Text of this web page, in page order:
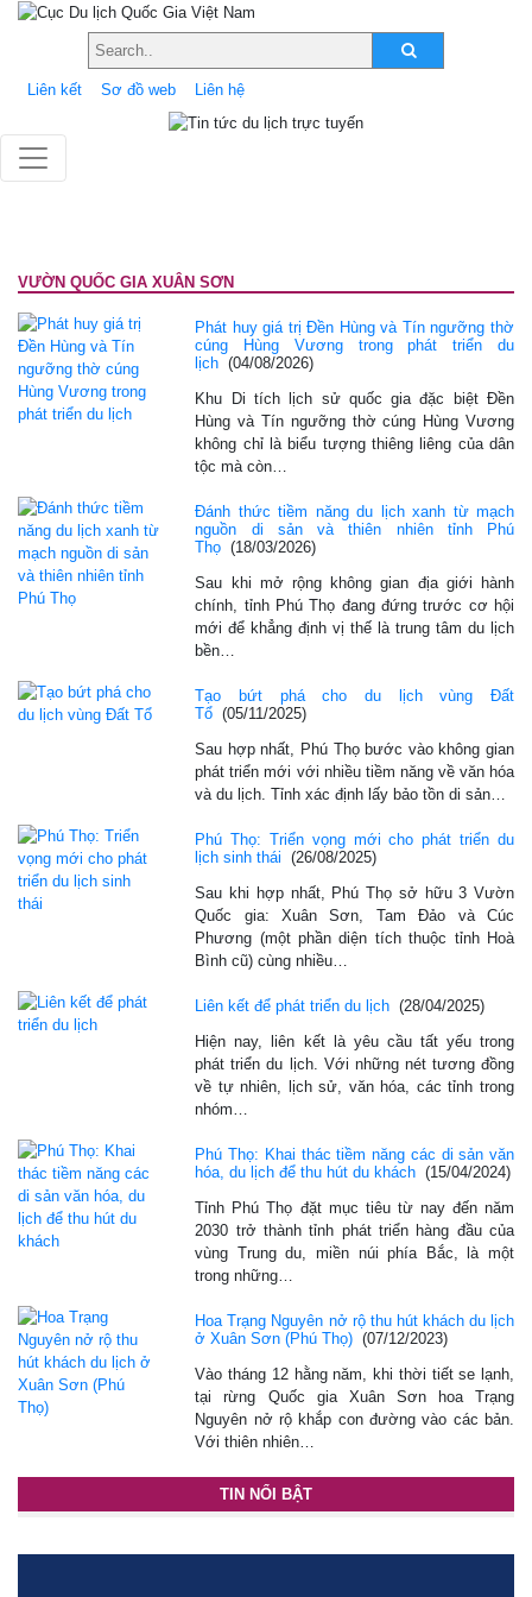
Liên kết Sơ đồ web Liên hệ
VƯỜN QUỐC GIA XUÂN SƠN
Phát huy giá trị Đền Hùng và Tín ngưỡng thờ
cúng Hùng Vương trong phát triển du
lịch (04/08/2026)
Khu Di tích lịch sử quốc gia đặc biệt Đền
Hùng và Tín ngưỡng thờ cúng Hùng Vương
không chỉ là biểu tượng thiêng liêng của dân
tộc mà còn…
Đánh thức tiềm năng du lịch xanh từ mạch
nguồn di sản và thiên nhiên tỉnh Phú
Thọ (18/03/2026)
Sau khi mở rộng không gian địa giới hành
chính, tỉnh Phú Thọ đang đứng trước cơ hội
mới để khẳng định vị thế là trung tâm du lịch
bền…
Tạo bứt phá cho du lịch vùng Đất
Tổ (05/11/2025)
Sau hợp nhất, Phú Thọ bước vào không gian
phát triển mới với nhiều tiềm năng về văn hóa
và du lịch. Tỉnh xác định lấy bảo tồn di sản…
Phú Thọ: Triển vọng mới cho phát triển du
lịch sinh thái
(26/08/2025)
Sau khi hợp nhất, Phú Thọ sở hữu 3 Vườn
Quốc gia: Xuân Sơn, Tam Đảo và Cúc
Phương (một phần diện tích thuộc tỉnh Hoà
Bình cũ) cùng nhiều…
Liên kết để phát triển du lịch (28/04/2025)
Hiện nay, liên kết là yêu cầu tất yếu trong
phát triển du lịch. Với những nét tương đồng
về tự nhiên, lịch sử, văn hóa, các tỉnh trong
nhóm…
Phú Thọ: Khai thác tiềm năng các di sản văn
hóa, du lịch để thu hút du khách (15/04/2024)
Tỉnh Phú Thọ đặt mục tiêu từ nay đến năm
2030 trở thành tỉnh phát triển hàng đầu của
vùng Trung du, miền núi phía Bắc, là một
trong những…
Hoa Trạng Nguyên nở rộ thu hút khách du lịch
ở Xuân Sơn (Phú Thọ) (07/12/2023)
Vào tháng 12 hằng năm, khi thời tiết se lạnh,
tại rừng Quốc gia Xuân Sơn hoa Trạng
Nguyên nở rộ khắp con đường vào các bản.
Với thiên nhiên…
TIN NỔI BẬT